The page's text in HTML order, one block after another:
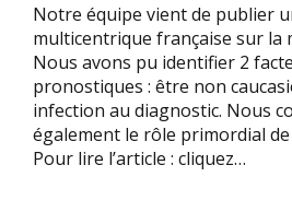
Notre équipe vient de publier
multicentrique française sur la
Nous avons pu identifier 2
pronostiques : être non
infection au diagnostic. Nous
également le rôle primordial de
Pour lire l’article : cliquez…